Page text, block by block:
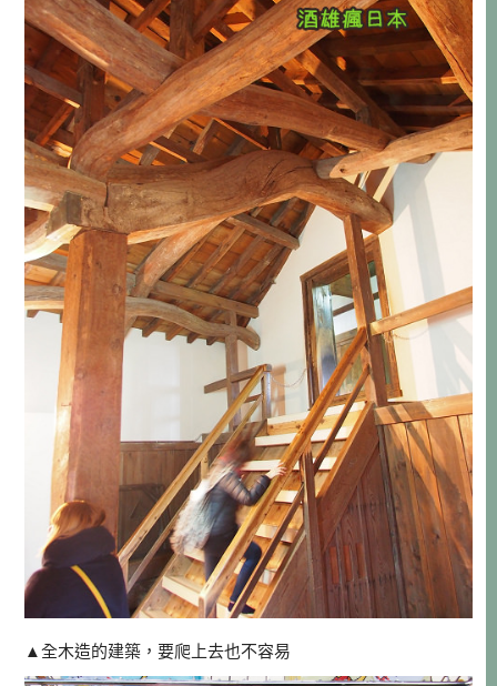
▲全木造的建築，要爬上去也不容易